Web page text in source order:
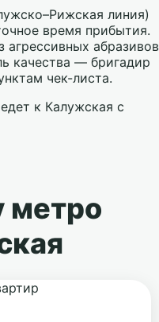
линия)
время прибытия.
абразивов
качества — бригадир
чек-листа.
к Калужская с
метро